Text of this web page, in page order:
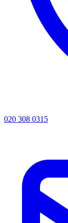
020 308 0315